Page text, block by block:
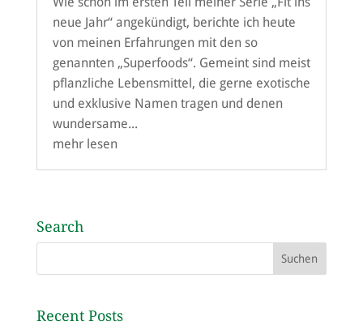
neue Jahr“ angekündigt, berichte ich heute
von meinen Erfahrungen mit den so
genannten „Superfoods“. Gemeint sind meist
pflanzliche Lebensmittel, die gerne exotische
und exklusive Namen tragen und denen
wundersame...
mehr lesen
Search
Recent Posts